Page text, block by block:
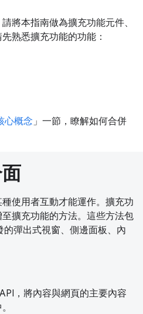
請將本指南做為擴充功能元件、
熟悉擴充功能的功能：
心概念 」一節，瞭解如何合併
使用者互動才能運作。擴充功
擴充功能的方法。這些方法包
彈出式視窗、側邊面板、內
API，將內容與網頁的主要內容